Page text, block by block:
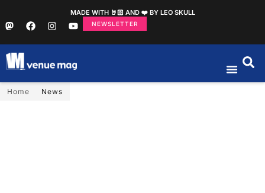
MADE WITH 🤘🏻 AND ❤️ BY LEO SKULL
NEWSLETTER
Home News